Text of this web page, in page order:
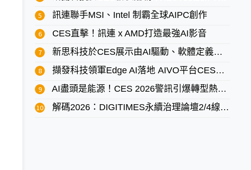
訊連聯手MSI、Intel 制霸全球AIPC創作
CES直擊！訊連 x AMD打造最強AI影音
新思科技於CES展示由AI驅動、軟體定義的汽車工程願景
擷發科技領軍Edge AI落地 AIVO平台CES備受矚目
AI盡頭是能源！CES 2026警訊引爆轉型熱潮—2/3線上解構2026綠色生存法則
解碼2026：DIGITIMES永續治理論壇2/4線上重磅登場